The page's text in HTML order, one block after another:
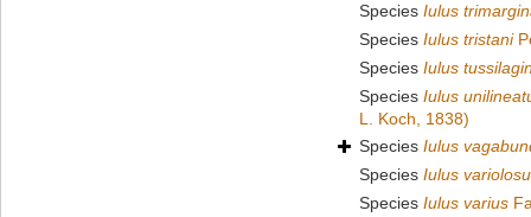
Species Iulus
Species Iulus tristani
Species Iulus
Species Iulus
L. Koch, 1838)
Species Iulus
Species Iulus
Species Iulus varius